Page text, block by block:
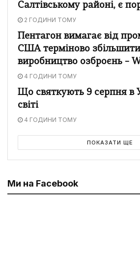
Салтівському районі, є
2 ГОДИНИ ТОМУ
Пентагон вимагає від
США терміново збільшити
виробництво озброєнь –
4 ГОДИНИ ТОМУ
Що святкують 9 серпня в
світі
4 ГОДИНИ ТОМУ
ПОКАЗАТИ ЩЕ
Ми на Facebook